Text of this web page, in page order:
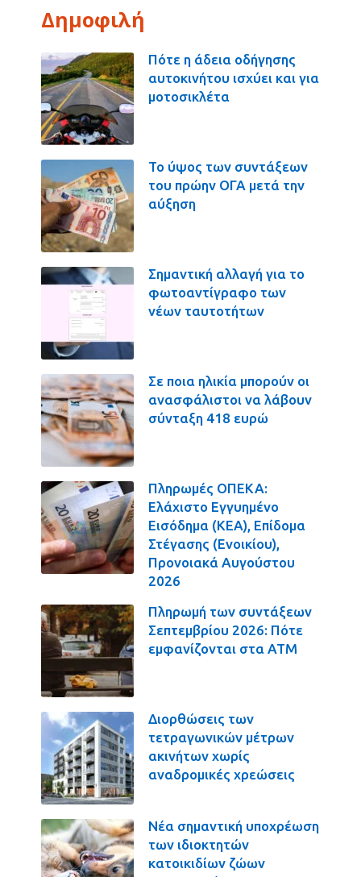
Δημοφιλή
Πότε η άδεια οδήγησης
αυτοκινήτου ισχύει και για
μοτοσικλέτα
Το ύψος των συντάξεων
του πρώην ΟΓΑ μετά την
αύξηση
Σημαντική αλλαγή για το
φωτοαντίγραφο των
νέων ταυτοτήτων
Σε ποια ηλικία μπορούν οι
ανασφάλιστοι να λάβουν
σύνταξη 418 ευρώ
Πληρωμές ΟΠΕΚΑ:
Ελάχιστο Εγγυημένο
Εισόδημα (ΚΕΑ), Επίδομα
Στέγασης (Ενοικίου),
Προνοιακά Αυγούστου
2026
Πληρωμή των συντάξεων
Σεπτεμβρίου 2026: Πότε
εμφανίζονται στα ΑΤΜ
Διορθώσεις των
τετραγωνικών μέτρων
ακινήτων χωρίς
αναδρομικές χρεώσεις
Νέα σημαντική υποχρέωση
των ιδιοκτητών
κατοικιδίων ζώων